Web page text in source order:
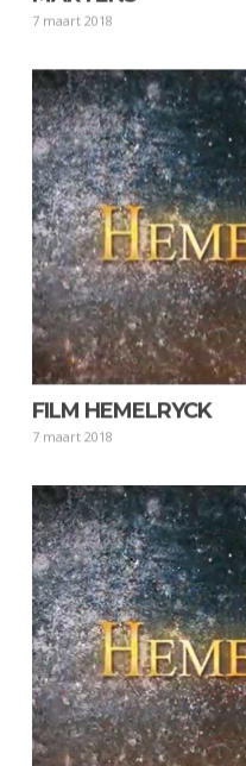
7 maart 2018
FILM HEMELRYCK
7 maart 2018